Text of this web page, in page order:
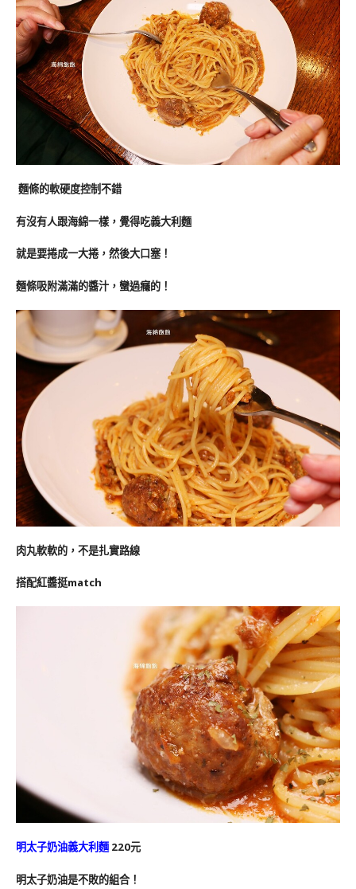
麵條的軟硬度控制不錯
有沒有人跟海綿一樣，覺得吃義大利麵
就是要捲成一大捲，然後大口塞！
麵條吸附滿滿的醬汁，蠻過癮的！
肉丸軟軟的，不是扎實路線
搭配紅醬挺match
明太子奶油義大利麵 220元
明太子奶油是不敗的組合！